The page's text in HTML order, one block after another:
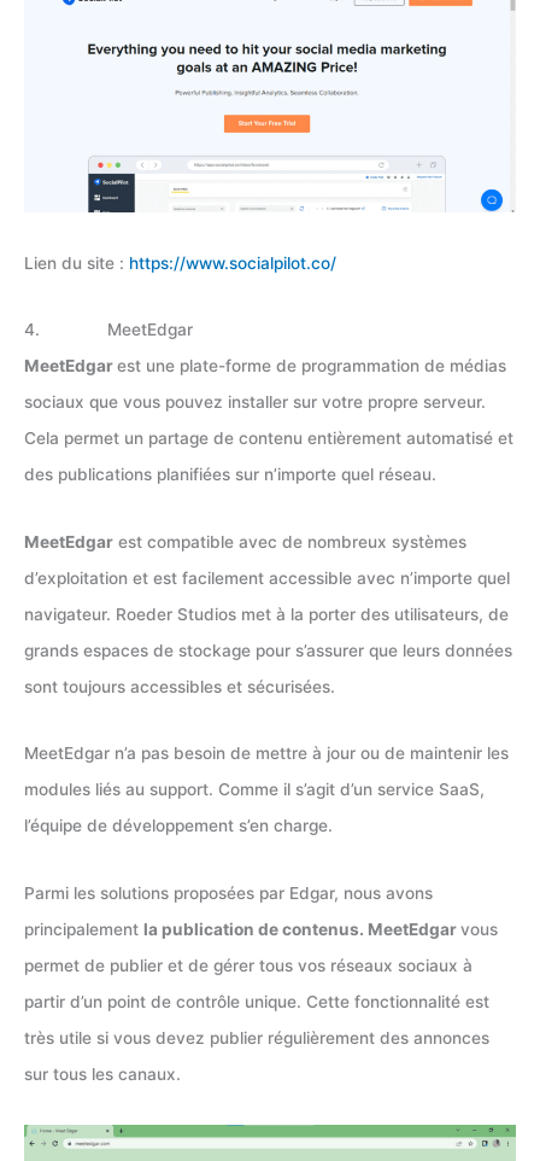
Lien du site : https://www.socialpilot.co/
4. MeetEdgar
MeetEdgarest une plate-forme de programmation de médias
sociaux que vous pouvez installer sur votre propre serveur.
Cela permet un partage de contenu entièrement automatisé et
des publications planifiées sur n’importe quel réseau.
MeetEdgar est compatible avec de nombreux systèmes
d’exploitation et est facilement accessible avec n’importe quel
navigateur. Roeder Studios met à la porter des utilisateurs, de
grands espaces de stockage pour s’assurer que leurs données
sont toujours accessibles et sécurisées.
MeetEdgar n’a pas besoin de mettre à jour ou de maintenir les
modules liés au support. Comme il s’agit d’un service SaaS,
l’équipe de développement s’en charge.
Parmi les solutions proposées par Edgar, nous avons
principalement la publication de contenus. MeetEdgarvous
permet de publier et de gérer tous vos réseaux sociaux à
partir d’un point de contrôle unique. Cette fonctionnalité est
très utile si vous devez publier régulièrement des annonces
sur tous les canaux.